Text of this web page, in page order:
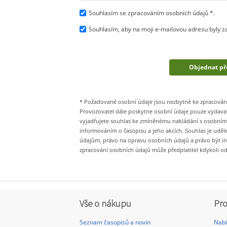
Souhlasím se zpracováním osobních údajů *.
Souhlasím, aby na moji e-mailovou adresu byly
* Požadované osobní údaje jsou nezbytné ke
Provozovatel dále poskytne osobní údaje pouze
vyjadřujete souhlas ke zmíněnému nakládání s
informováním o časopisu a jeho akcích. Souhlas je
údajům, právo na opravu osobních údajů a právo být
zpracování osobních údajů může předplatitel kdykoli
Vše o nákupu
Seznam časopisů a novin